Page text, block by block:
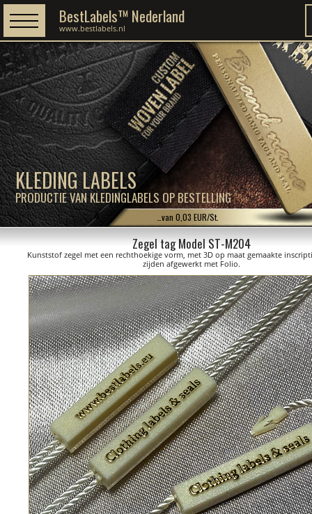
KLEDING LABELS
PRODUCTIE VAN KLEDINGLABELS OP BESTELLING
BestLabels™ Nederland
www.bestlabels.nl
…van 0,03 EUR/St.
Zegel tag Model ST-M204
Kunststof zegel met een rechthoekige vorm, met 3D op maat gemaakte
zijden afgewerkt met Folio.